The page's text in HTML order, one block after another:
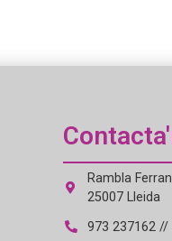
Rambla
25007 Lleida
973 237162 //